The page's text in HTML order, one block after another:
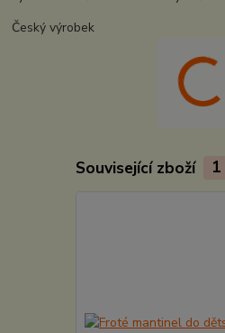
Český výrobek
Související zboží 1